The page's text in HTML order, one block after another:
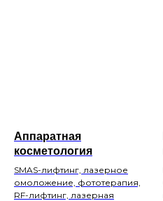
Аппаратная
косметология
SMAS-лифтинг, лазерное
омоложение, фототерапия,
RF-лифтинг, лазерная